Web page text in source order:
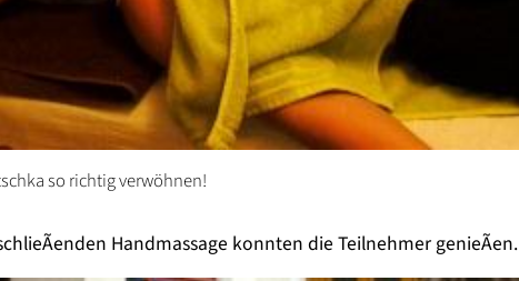
so richtig verwöhnen!
Handmassage konnten die Teilnehmer genieÃen.